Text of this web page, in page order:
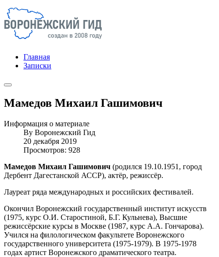
Главная
Записки
Мамедов Михаил Гашимович
Информация о материале
By Воронежский Гид
20 декабря 2019
Просмотров: 928
Мамедов Михаил Гашимович (родился 19.10.1951, город
Дербент Дагестанской АССР), актёр, режиссёр.
Лауреат ряда международных и российских фестивалей.
Окончил Воронежский государственный институт искусств
(1975, курс О.И. Старостиной, Б.Г. Кульнева), Высшие
режиссёрские курсы в Москве (1987, курс А.А. Гончарова).
Учился на филологическом факультете Воронежского
государственного университета (1975-1979). В 1975-1978
годах артист Воронежского драматического театра.